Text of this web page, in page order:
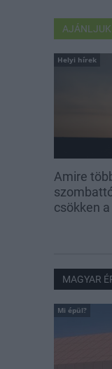
AJÁNLJUK
Helyi hírek
Amire
csökken
MAGYAR
Mi épül?